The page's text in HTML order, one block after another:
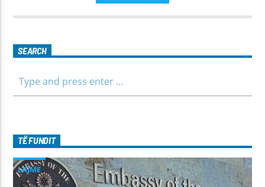
të jemi më afër dëgjuesve të rinj, komunikojmë së bashku me
kanë, por edhe përfitimin e njohurive të reja. Çdo të diel, ora
10:00-12:00 Moderatore: Luljeta Beqiri Kontakti: Viber: +383
SEARCH
TË FUNDIT
LAJME